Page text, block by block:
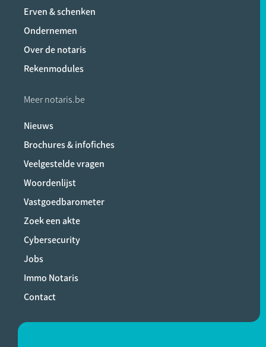
Erven & schenken
Ondernemen
Over de notaris
Rekenmodules
Meer notaris.be
Nieuws
Brochures & infofiches
Veelgestelde vragen
Woordenlijst
Vastgoedbarometer
Zoek een akte
Cybersecurity
Jobs
Immo Notaris
Contact